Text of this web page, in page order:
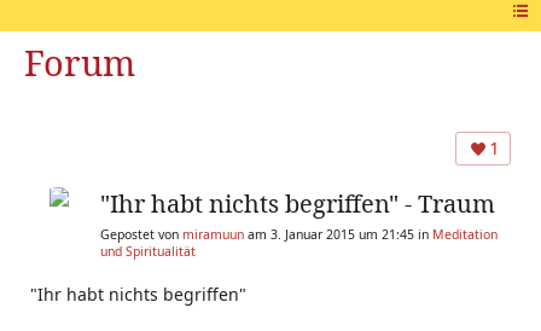
Forum
1
"Ihr habt nichts begriffen" - Traum
Gepostet von miramuun am 3. Januar 2015 um 21:45 in Meditation
und Spiritualität
"Ihr habt nichts begriffen"